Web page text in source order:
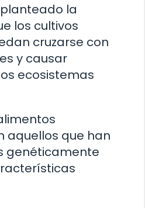
la
los cultivos
cruzarse con
y causar
ecosistemas
aquellos que han
genéticamente